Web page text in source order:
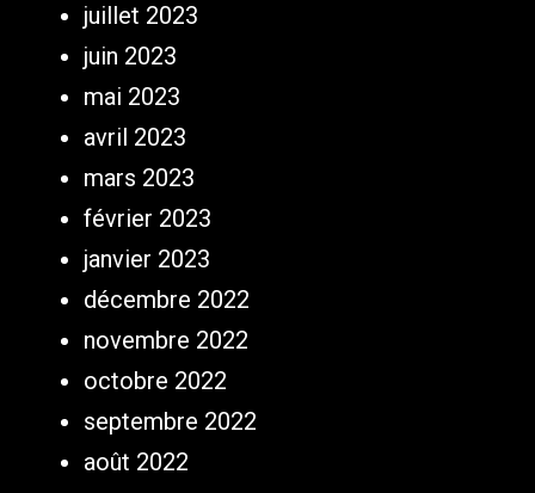
juillet 2023
juin 2023
mai 2023
avril 2023
mars 2023
février 2023
janvier 2023
décembre 2022
novembre 2022
octobre 2022
septembre 2022
août 2022